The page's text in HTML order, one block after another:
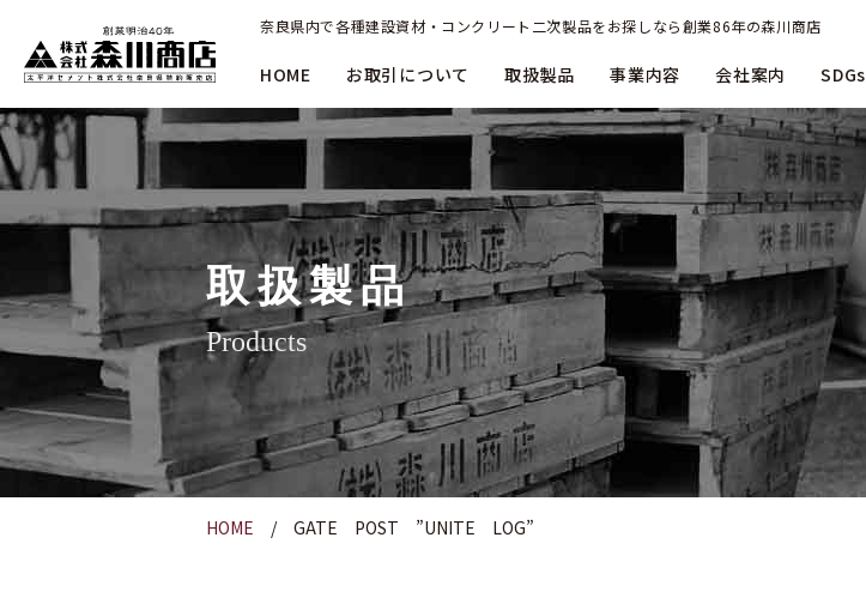
奈良県内で各種建設資材・コンクリート二次製品をお探しなら創業86年の森川商店
HOME お取引について 取扱製品 事業内容 会社案内 SDGs
取扱製品
Products
HOME GATE POST ”UNITE LOG”